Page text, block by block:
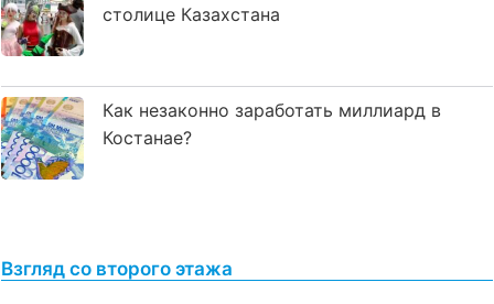
столице Казахстана
Как незаконно заработать миллиард в
Костанае?
Взгляд со второго этажа